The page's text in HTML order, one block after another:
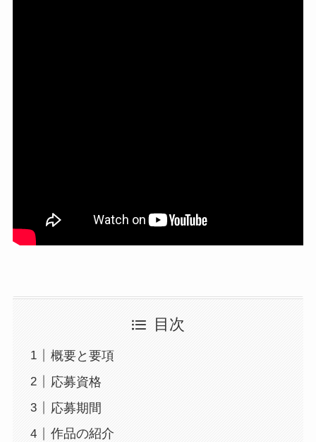
目次
概要と要項
応募資格
応募期間
作品の紹介